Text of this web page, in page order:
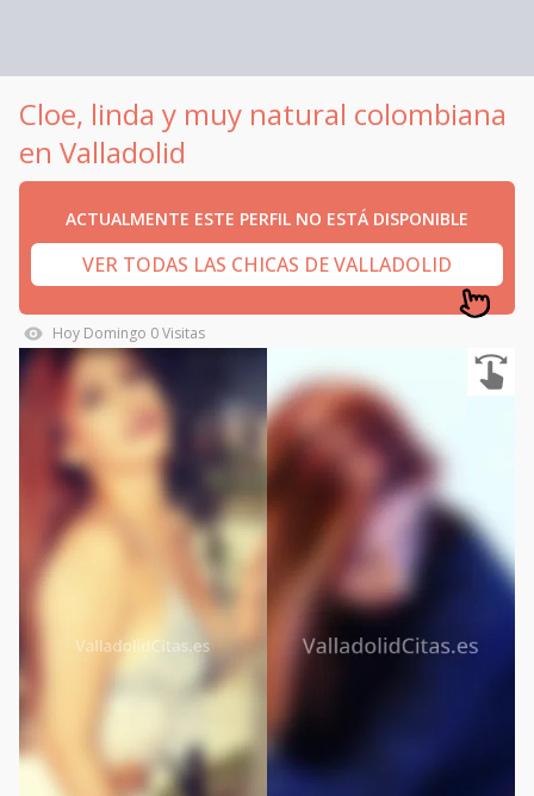
Cloe, linda y muy natural colombiana
en Valladolid
ACTUALMENTE ESTE PERFIL NO ESTÁ DISPONIBLE
VER TODAS LAS CHICAS DE VALLADOLID
Hoy Domingo 0Visitas